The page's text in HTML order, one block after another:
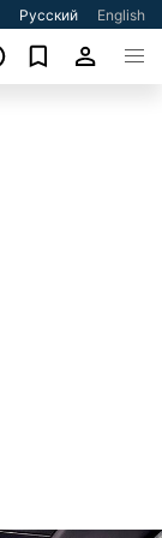
Русский English